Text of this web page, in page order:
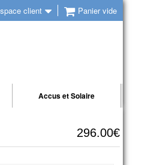
client Panier vide
Accus et Solaire
296.00€